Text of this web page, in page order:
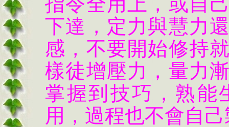
下達，定力與慧力
感，不要開始修持
樣徒增壓力，量力
掌握到技巧，熟能
用，過程也不會自